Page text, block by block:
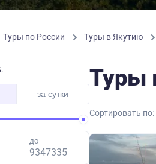
Туры по России Туры в Якутию
за сутки
до
Туры
Сортировать по: